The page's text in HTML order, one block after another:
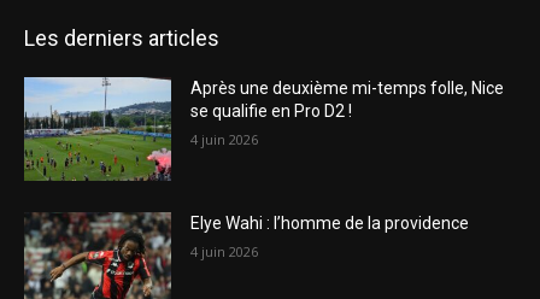
Les derniers articles
Après une deuxième mi-temps folle, Nice
se qualifie en Pro D2 !
4 juin 2026
Elye Wahi : l’homme de la providence
4 juin 2026